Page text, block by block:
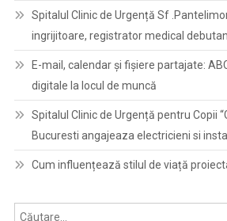
Spitalul Clinic de Urgență Sf
ingrijitoare, registrator medical
E-mail, calendar şi fişiere partajate:
digitale la locul de muncă
Spitalul Clinic de Urgență pentru Copii
Bucuresti angajeaza electricieni si
Cum influențează stilul de viață